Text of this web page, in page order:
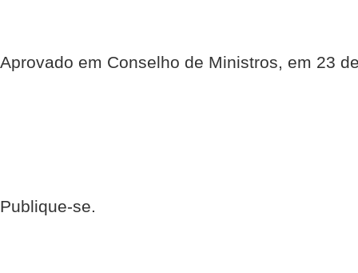
Aprovado em Conselho de Ministros, em 23
Publique-se.